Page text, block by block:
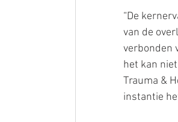
“De
van de
verbonden
het kan
Trauma &
instantie